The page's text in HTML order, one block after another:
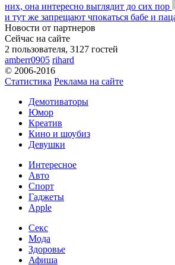
них, она интересно выглядит до сих пор
и тут же запрещают чпокаться бабе и
Новости от партнеров
Сейчас на сайте
2 пользователя, 3127 гостей
amberr0905 rihard
© 2006-2016
Статистика Реклама на сайте
Демотиваторы
Юмор
Креатив
Кино и шоубиз
Девушки
Интересное
Авто
Спорт
Гаджеты
Apple
Секс
Мода
Здоровье
Афиша